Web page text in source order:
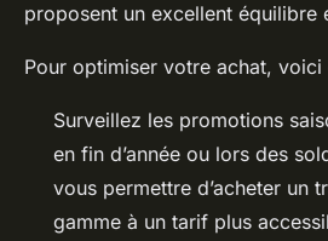
proposent un excellent équilibre
Pour optimiser votre achat, voici
Surveillez les promotions
en fin d’année ou lors des
vous permettre d’acheter un
gamme à un tarif plus